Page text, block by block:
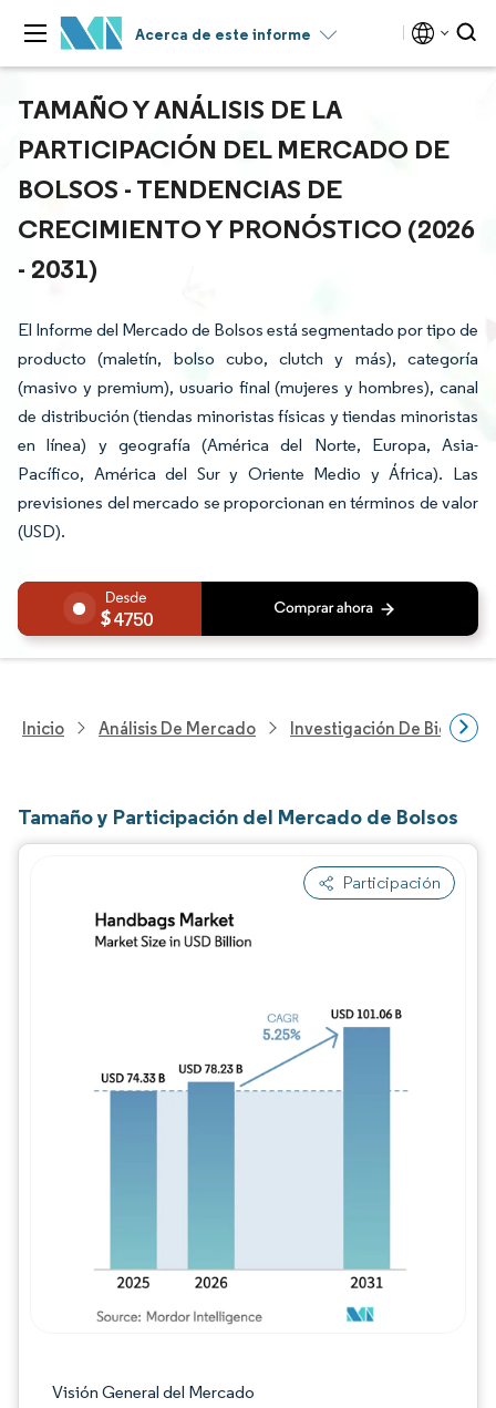
Acerca de este informe
TAMAÑO Y ANÁLISIS DE LA
PARTICIPACIÓN DEL MERCADO DE
BOLSOS - TENDENCIAS DE
CRECIMIENTO Y PRONÓSTICO (2026
- 2031)
El Informe del Mercado de Bolsos está segmentado por tipo de
producto (maletín, bolso cubo, clutch y más), categoría
(masivo y premium), usuario final (mujeres y hombres), canal
de distribución (tiendas minoristas físicas y tiendas minoristas
en línea) y geografía (América del Norte, Europa, Asia-
Pacífico, América del Sur y Oriente Medio y África). Las
previsiones del mercado se proporcionan en términos de valor
(USD).
4750
Inicio Análisis De Mercado Investigación De Bienes
Tamaño y Participación del Mercado de Bolsos
Participación
Visión General del Mercado